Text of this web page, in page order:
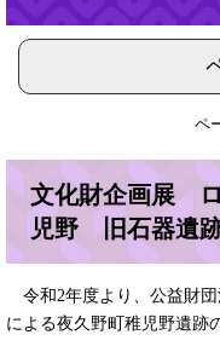
ペ
文化財企画展
児野 旧石器遺
令和2年度より、公益財
による夜久野町稚児野遺跡